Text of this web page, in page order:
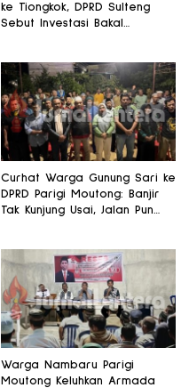
ke Tiongkok, DPRD Sulteng
Sebut Investasi Bakal
Curhat Warga Gunung Sari ke
DPRD Parigi Moutong: Banjir
Tak Kunjung Usai, Jalan Pun
Warga Nambaru Parigi
Moutong Keluhkan Armada